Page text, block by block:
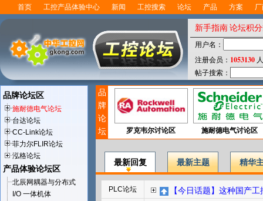
首页 工控产品体验中心 新闻 工控搜索 论坛 产品 方案
新手指南论坛积
用户名：
注册会员： 1053130
帖子搜索：
品牌论坛区
施耐德电气论坛
台达论坛
CC-Link论坛
菲力尔FLIR论坛
泓格论坛
产品体验论坛区
北辰网耦器与分布式
I/O 一体机体
品
牌
论
坛
罗克韦尔讨论区 施耐德电气讨论区
最新回复 最新主题 精华
PLC论坛 【今日话题】这种国产工控板怎么